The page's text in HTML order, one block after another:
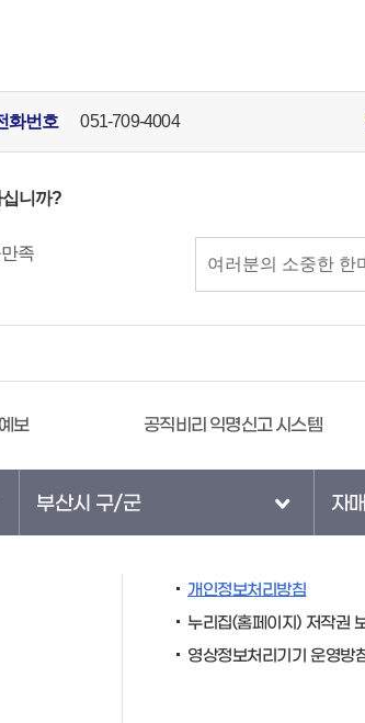
화번호 051-709-4004
니까?
족
보 공직비리 익명신고 시스템
부산시 구/군 자
개인정보처리방침
누리집(홈페이지) 저작권
영상정보처리기기 운영방